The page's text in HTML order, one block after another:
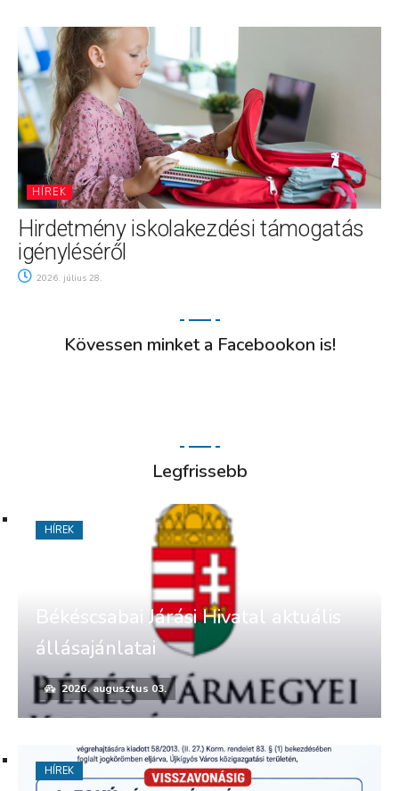
HÍREK
Hirdetmény iskolakezdési támogatás
igényléséről
2026. július 28.
Kövessen minket a Facebookon is!
Legfrissebb
Békéscsabai Járási Hivatal aktuális
állásajánlatai
2026. augusztus 03.
HÍREK
HÍREK